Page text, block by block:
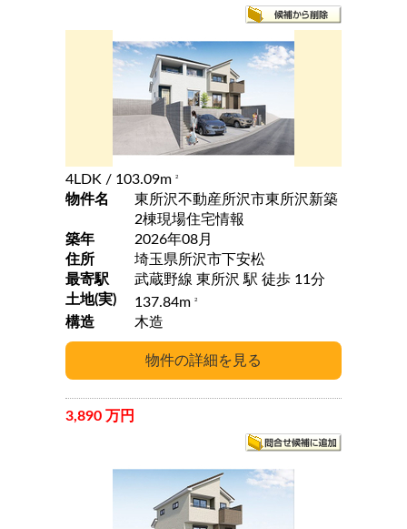
4LDK / 103.09m 2
物件名
東所沢不動産所沢市東所沢新築
2棟現場住宅情報
築年
2026年08月
住所
埼玉県所沢市下安松
最寄駅
武蔵野線 東所沢 駅 徒歩 11分
土地(実)
137.84m 2
構造 木造
3,890 万円